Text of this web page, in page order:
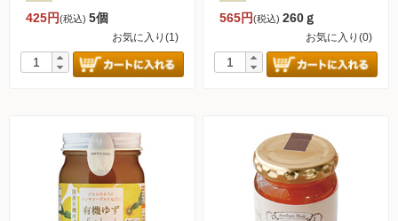
425円(税込) 5個
お気に入り(1)
565円(税込)260ｇ
お気に入り(0)